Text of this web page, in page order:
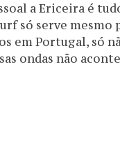
a Ericeira é
só serve
em Portugal, só
ondas não